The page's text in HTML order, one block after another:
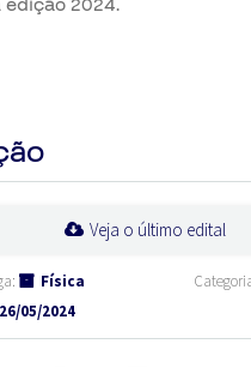
Veja o último edital
Física
26/05/2024